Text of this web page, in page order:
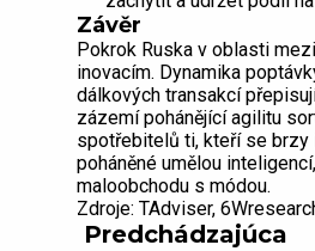
Závěr
Pokrok Ruska v oblasti
inovacím. Dynamika
dálkových transakcí
zázemí pohánějící agilitu
spotřebitelů ti, kteří se brzy
poháněné umělou
maloobchodu s módou.
Zdroje: TAdviser,
Predchádzajúca